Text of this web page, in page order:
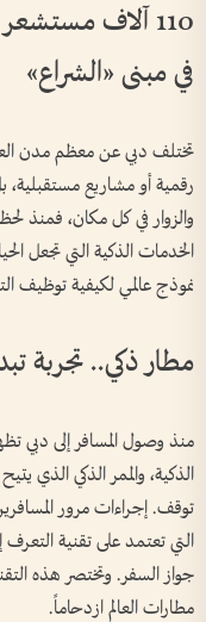
في مبنى «الشراع»
تختلف دبي عن معظم مدن
رقمية أو مشاريع
والزوار في كل مكان، فمنذ
الخدمات الذكية التي تجعل
نموذج عالمي لكيفية توظيف
مطار ذكي.. تجربة
منذ وصول المسافر إلى دبي
الذكية، والممر الذكي الذي
توقف. إجراءات مرور
التي تعتمد على تقنية التعرف
جواز السفر. وتختصر هذه
مطارات العالم ازدحاماً.